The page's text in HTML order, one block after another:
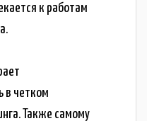
к работам
в четком
Также самому